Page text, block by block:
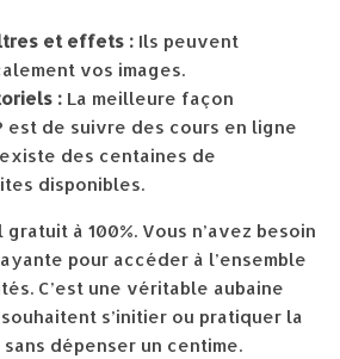
et effets : Ils peuvent
vos images.
: La meilleure façon
est de suivre des cours en ligne
des centaines de
disponibles.
à 100%. Vous n’avez besoin
pour accéder à l’ensemble
C’est une véritable aubaine
s’initier ou pratiquer la
dépenser un centime.